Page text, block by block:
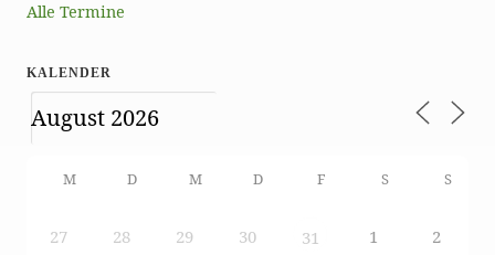
Alle Termine
KALENDER
M D M D F S S
27 28 29 30 31 1 2